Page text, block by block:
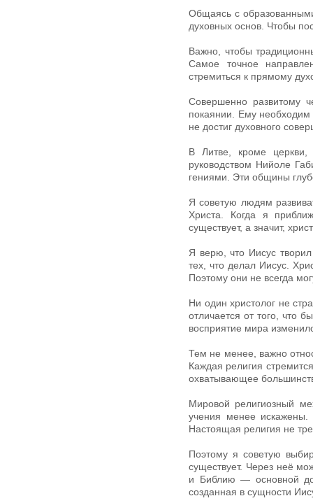
Общаясь с
духовных основ. Чтобы
Важно, чтобы
Самое точное
стремиться к прямому
Совершенно развитому
покаянии. Ему
не достиг духовного
В Литве, кроме церкви,
руководством Нийоле
гениями. Эти общины
Я советую людям
Христа. Когда я
существует, а значит,
Я верю, что Иисус
тех, что делал Иисус.
Поэтому они не всегда
Ни один христолог не
отличается от того, что
восприятие мира
Тем не менее, важно
Каждая религия
охватывающее
Мировой религиозный
учения менее искажены.
Настоящая религия не
Поэтому я советую
существует. Через неё
и Библию — основной
созданная в сущности